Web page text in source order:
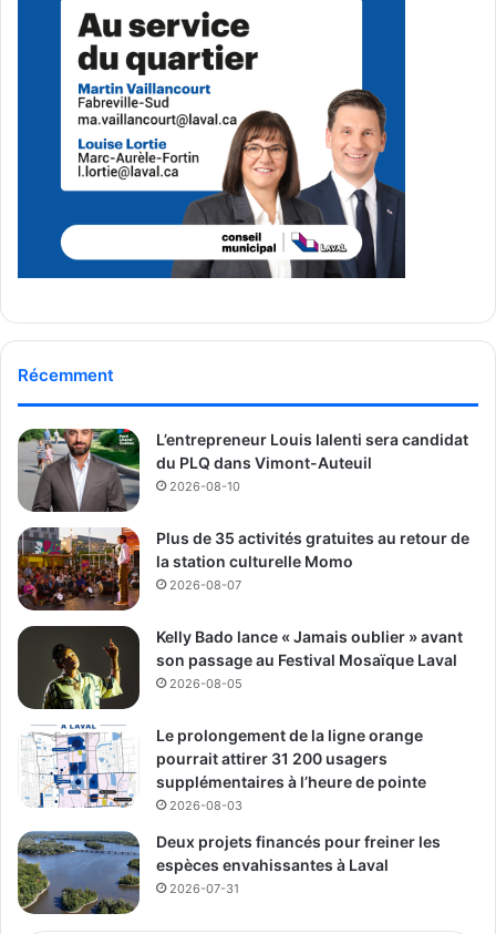
MCL - Média
Communautaire Lavallois
See Full Bio
Publicité sponsorisée par la conseillère municipale de Saint-François et David
De Cotis, conseiller municipal de Saint-Bruno
Récemment
L’entrepreneur Louis Ialenti sera candidat
du PLQ dans Vimont-Auteuil
2026-08-10
Plus de 35 activités gratuites au retour de
la station culturelle Momo
2026-08-07
Kelly Bado lance « Jamais oublier » avant
son passage au Festival Mosaïque Laval
2026-08-05
Le prolongement de la ligne orange
pourrait attirer 31 200 usagers
supplémentaires à l’heure de pointe
2026-08-03
Deux projets financés pour freiner les
espèces envahissantes à Laval
2026-07-31